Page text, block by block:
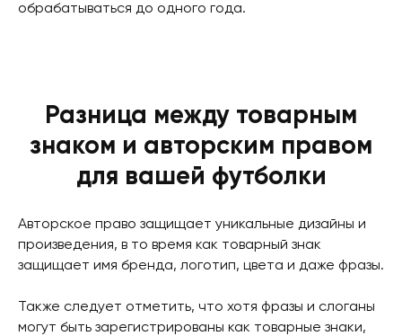
обрабатываться до одного года.
Разница между товарным
знаком и авторским правом
для вашей футболки
Авторское право защищает уникальные дизайны и
произведения, в то время как товарный знак
защищает имя бренда, логотип, цвета и даже фразы.
Также следует отметить, что хотя фразы и слоганы
могут быть зарегистрированы как товарные знаки,